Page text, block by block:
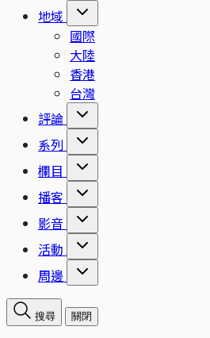
地域
國際
大陸
香港
台灣
評論
系列
欄目
播客
影音
活動
周邊
搜尋 關閉